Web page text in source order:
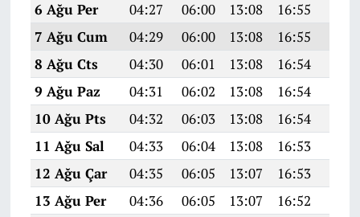
6 Ağu Per 04:27 06:00 13:08 16:55
7 Ağu Cum
04:29 06:00 13:08 16:55
8 Ağu Cts
04:30 06:01 13:08 16:54
9 Ağu Paz
04:31 06:02 13:08 16:54
10 Ağu Pts
04:32 06:03 13:08 16:54
11 Ağu Sal
04:33 06:04 13:08 16:53
12 Ağu Çar
04:35 06:05 13:07 16:53
13 Ağu Per
04:36 06:05 13:07 16:52